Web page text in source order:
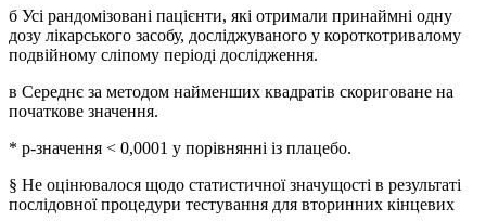
б Усі рандомізовані пацієнти, які отримали принаймні одну
дозу лікарського засобу, досліджуваного у короткотривалому
подвійному сліпому періоді дослідження.
в Середнє за методом найменших квадратів скориговане на
початкове значення.
* р-значення ˂ 0,0001 у порівнянні із плацебо.
§ Не оцінювалося щодо статистичної значущості в результаті
послідовної процедури тестування для вторинних кінцевих